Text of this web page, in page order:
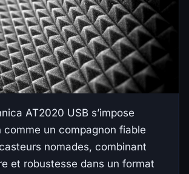
AT2020 USB s’impose
comme un compagnon fiable
nomades, combinant
et robustesse dans un format